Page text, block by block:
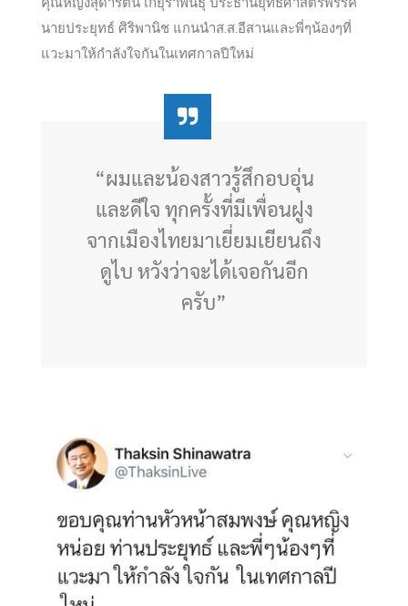
นายประยุทธ์ ศิริพานิช แกนนำส.ส.อีสานและพี่ๆน้องๆที่
แวะมาให้กำลังใจกันในเทศกาลปีใหม่
“ผมและน้องสาวรู้สึกอบอุ่น
และดีใจ ทุกครั้งที่มีเพื่อนฝูง
จากเมืองไทยมาเยี่ยมเยียนถึง
ดูไบ หวังว่าจะได้เจอกันอีก
ครับ”